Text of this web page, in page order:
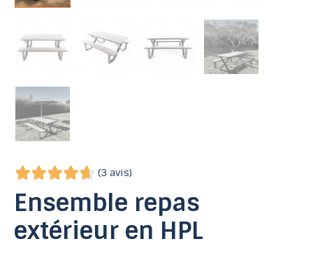
(3 avis)
Ensemble repas
extérieur en HPL